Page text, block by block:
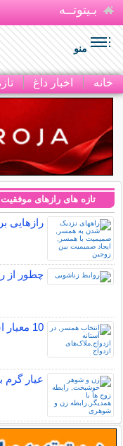
بـیتوتــه
منو
خانه اخبار داغ
تازه های رازهای موفقیت
رازهایی
چطور از
10 معیار اشتباه در انتخاب همسر + راه حل
عیار